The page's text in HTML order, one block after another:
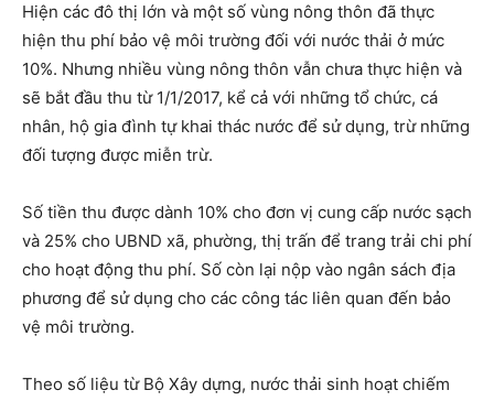
Hiện các đô thị lớn và một số vùng nông thôn đã thực
hiện thu phí bảo vệ môi trường đối với nước thải ở mức
10%. Nhưng nhiều vùng nông thôn vẫn chưa thực hiện và
sẽ bắt đầu thu từ 1/1/2017, kể cả với những tổ chức, cá
nhân, hộ gia đình tự khai thác nước để sử dụng, trừ những
đối tượng được miễn trừ.
Số tiền thu được dành 10% cho đơn vị cung cấp nước sạch
và 25% cho UBND xã, phường, thị trấn để trang trải chi phí
cho hoạt động thu phí. Số còn lại nộp vào ngân sách địa
phương để sử dụng cho các công tác liên quan đến bảo
vệ môi trường.
Theo số liệu từ Bộ Xây dựng, nước thải sinh hoạt chiếm